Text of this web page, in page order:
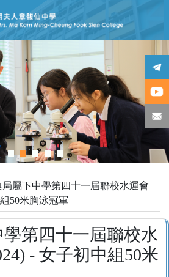
局屬下中學第四十一屆聯校水運會
50米胸泳冠軍
第四十一屆聯校水
- 女子初中組50米